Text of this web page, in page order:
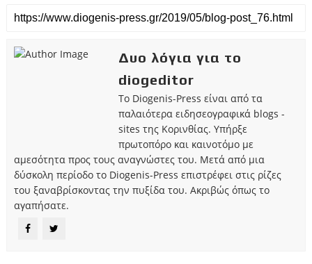
Δυο λόγια για το
diogeditor
Το Diogenis-Press είναι από τα
παλαιότερα ειδησεογραφικά blogs -
sites της Κορινθίας. Υπήρξε
πρωτοπόρο και καινοτόμο με
αμεσότητα προς τους αναγνώστες του. Μετά από μια
δύσκολη περίοδο το Diogenis-Press επιστρέφει στις ρίζες
του ξαναβρίσκοντας την πυξίδα του. Ακριβώς όπως το
αγαπήσατε.